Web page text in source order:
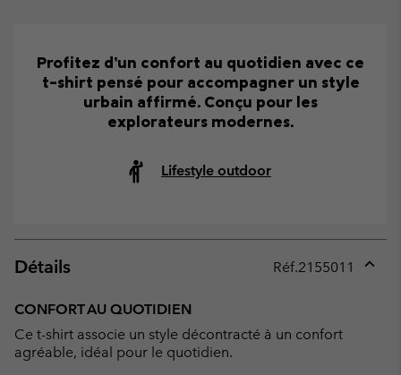
Profitez d’un confort au quotidien avec ce
t-shirt pensé pour accompagner un style
urbain affirmé. Conçu pour les
explorateurs modernes.
Lifestyle outdoor
Détails Réf.2155011
CONFORT AU QUOTIDIEN
Ce t-shirt associe un style décontracté à un confort
agréable, idéal pour le quotidien.